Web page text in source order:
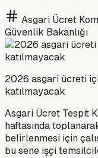
Asgari Ücret
Güvenlik Bakanlığı
2026 asgari ücreti
katılmayacak
Asgari Ücret Tespit
haftasında
belirlenmesi için
bu sene işçi